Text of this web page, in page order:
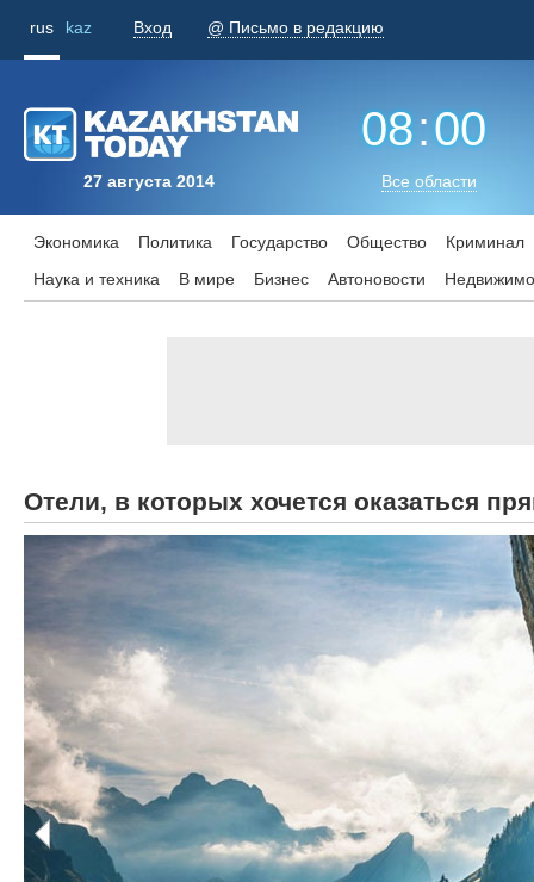
rus kaz Вход @ Письмо в редакцию
27 августа 2014
08:00
Все области
Экономика Политика Государство Общество
Криминал
Наука и техника
В мире Бизнес Aвтоновости
Отели, в которых хочется оказаться